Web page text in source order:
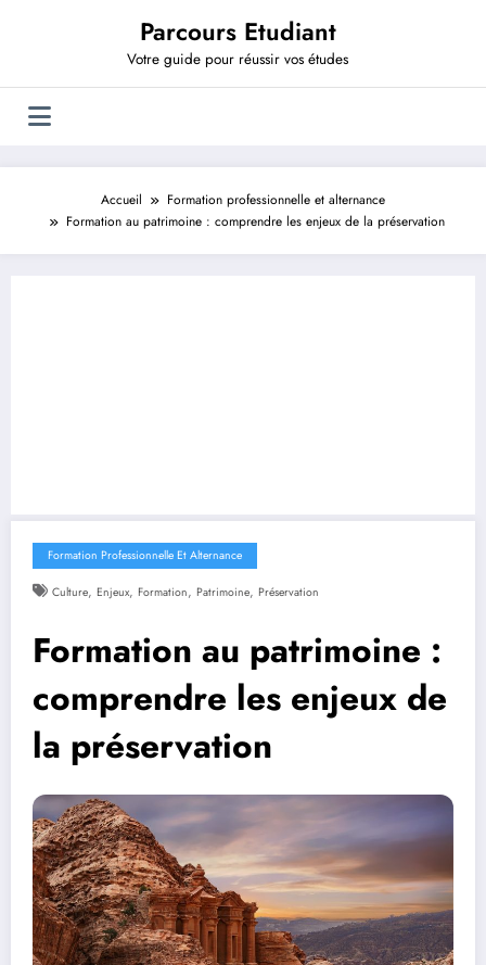
Parcours Etudiant
Votre guide pour réussir vos études
Accueil
Formation professionnelle et alternance
Formation au patrimoine : comprendre les enjeux de la préservation
Formation Professionnelle Et Alternance
Culture, Enjeux, Formation, Patrimoine, Préservation
Formation au patrimoine :
comprendre les enjeux de
la préservation